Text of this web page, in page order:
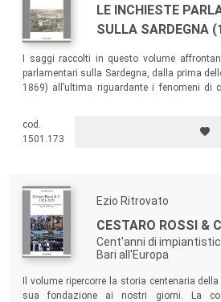
LE INCHIESTE
SULLA SARDEGNA
I saggi raccolti in questo volume
parlamentari sulla Sardegna, dalla prima
1869) all’ultima riguardante i fenomeni di
Giuseppe Medici (1972). Il libro si
storia della Sardegna, facendo
condizioni economiche e sociali,
cod.
1501.173
Ezio Ritrovato
CESTARO ROSSI &
Cent'anni di
Bari all'Europa
Il volume ripercorre la storia centenaria
sua fondazione ai nostri giorni. La